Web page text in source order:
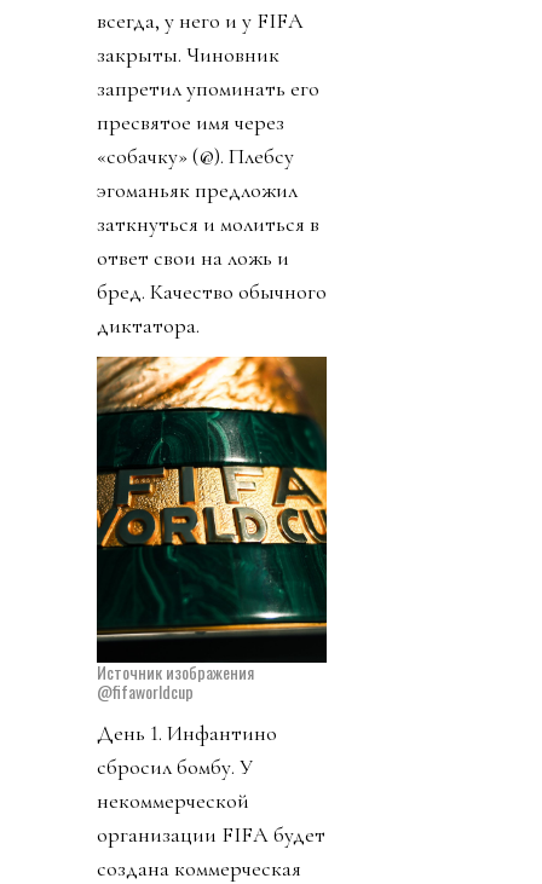
всегда, у него и у FIFA
закрыты. Чиновник
запретил упоминать его
пресвятое имя через
«собачку» (@). Плебсу
эгоманьяк предложил
заткнуться и молиться в
ответ свои на ложь и
бред. Качество обычного
диктатора.
Источник изображения
@fifaworldcup
День 1. Инфантино
сбросил бомбу. У
некоммерческой
организации FIFA будет
создана коммерческая